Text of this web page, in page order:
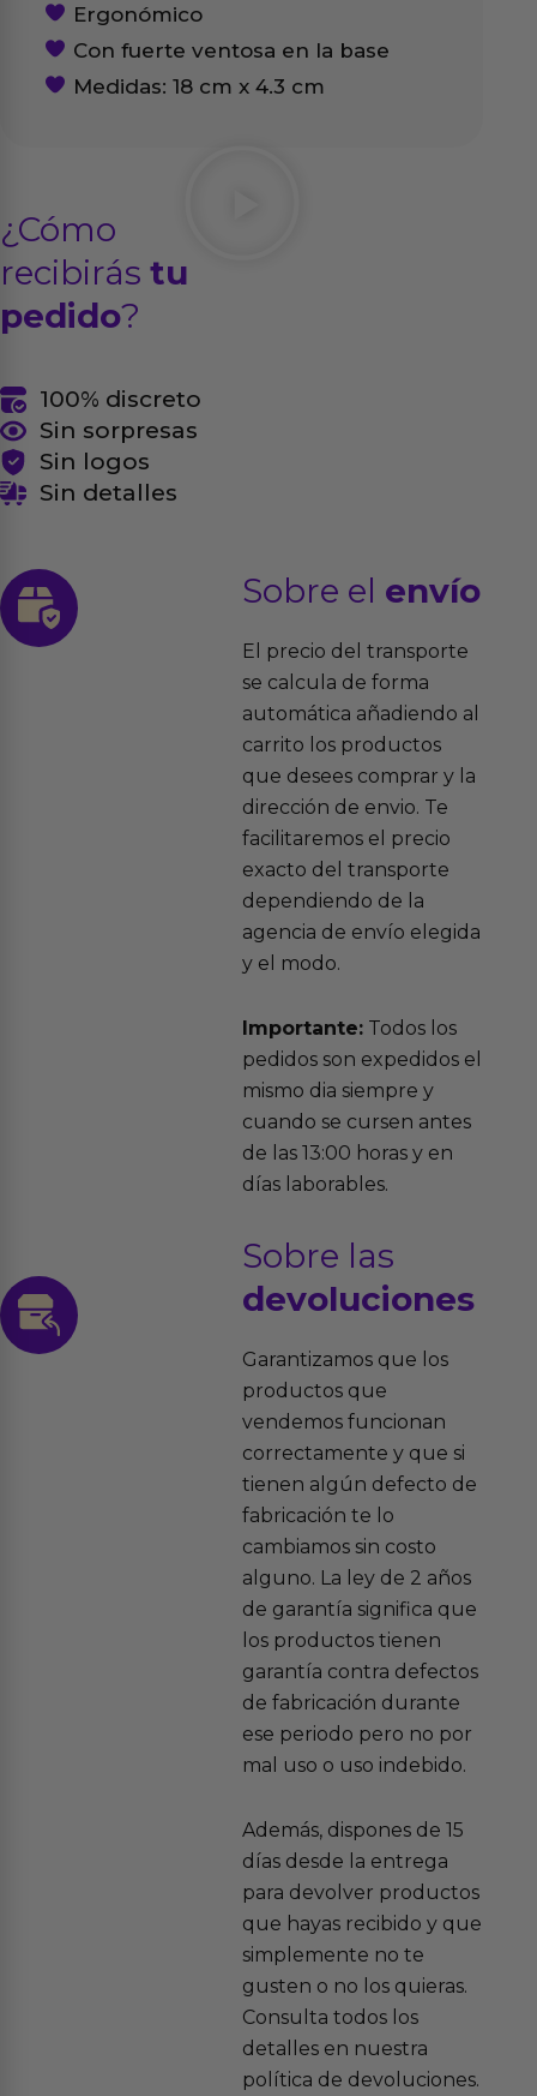
Ergonómico
Con fuerte ventosa en la base
Medidas: 18 cm x 4.3 cm
¿Cómo
recibirás tu
pedido?
100% discreto
Sin sorpresas
Sin logos
Sin detalles
Sobre el envío
El precio del transporte
se calcula de forma
automática añadiendo al
carrito los productos
que desees comprar y la
dirección de envio. Te
facilitaremos el precio
exacto del transporte
dependiendo de la
agencia de envío elegida
y el modo.
Importante:Todos los
pedidos son expedidos el
mismo dia siempre y
cuando se cursen antes
de las 13:00 horas y en
días laborables.
Sobre las
devoluciones
Garantizamos que los
productos que
vendemos funcionan
correctamente y que si
tienen algún defecto de
fabricación te lo
cambiamos sin costo
alguno. La ley de 2 años
de garantía significa que
los productos tienen
garantía contra defectos
de fabricación durante
ese periodo pero no por
mal uso o uso indebido.
Además, dispones de 15
días desde la entrega
para devolver productos
que hayas recibido y que
simplemente no te
gusten o no los quieras.
Consulta todos los
detalles en nuestra
política de devoluciones.